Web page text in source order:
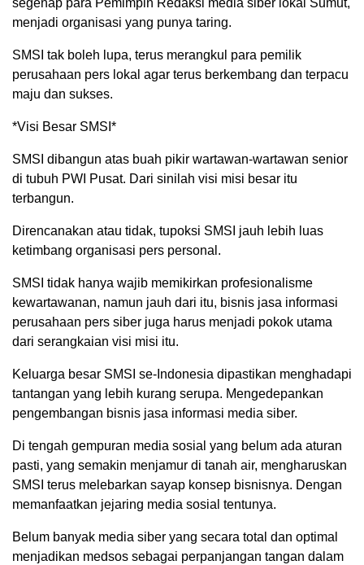
segenap para Pemimpin Redaksi media siber lokal Sumut,
menjadi organisasi yang punya taring.
SMSI tak boleh lupa, terus merangkul para pemilik
perusahaan pers lokal agar terus berkembang dan terpacu
maju dan sukses.
*Visi Besar SMSI*
SMSI dibangun atas buah pikir wartawan-wartawan senior
di tubuh PWI Pusat. Dari sinilah visi misi besar itu
terbangun.
Direncanakan atau tidak, tupoksi SMSI jauh lebih luas
ketimbang organisasi pers personal.
SMSI tidak hanya wajib memikirkan profesionalisme
kewartawanan, namun jauh dari itu, bisnis jasa informasi
perusahaan pers siber juga harus menjadi pokok utama
dari serangkaian visi misi itu.
Keluarga besar SMSI se-Indonesia dipastikan menghadapi
tantangan yang lebih kurang serupa. Mengedepankan
pengembangan bisnis jasa informasi media siber.
Di tengah gempuran media sosial yang belum ada aturan
pasti, yang semakin menjamur di tanah air, mengharuskan
SMSI terus melebarkan sayap konsep bisnisnya. Dengan
memanfaatkan jejaring media sosial tentunya.
Belum banyak media siber yang secara total dan optimal
menjadikan medsos sebagai perpanjangan tangan dalam